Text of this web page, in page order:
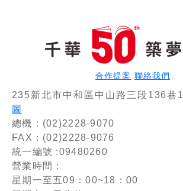
（記帳
稽徵法、
加值型及
非加值
型) [二
十四版]
合作提案 聯絡我們
235新北市中和區中山路三段136巷
圖
總機：(02)2228-9070
FAX：(02)2228-9076
統一編號 :09480260
營業時間：
星期一至五09：00~18：00